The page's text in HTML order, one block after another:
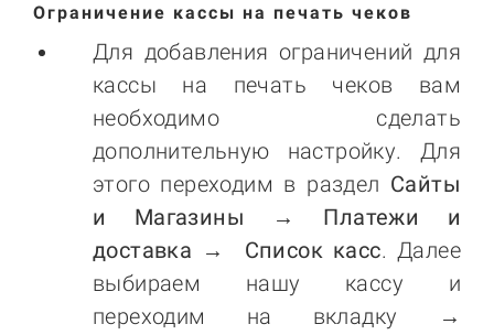
Ограничение кассы на печать чеков
Для добавления ограничений для
кассы на печать чеков вам
необходимо сделать
дополнительную настройку. Для
этого переходим в раздел Сайты
и Магазины → Платежи и
доставка → Список касс. Далее
выбираем нашу кассу и
переходим на вкладку →